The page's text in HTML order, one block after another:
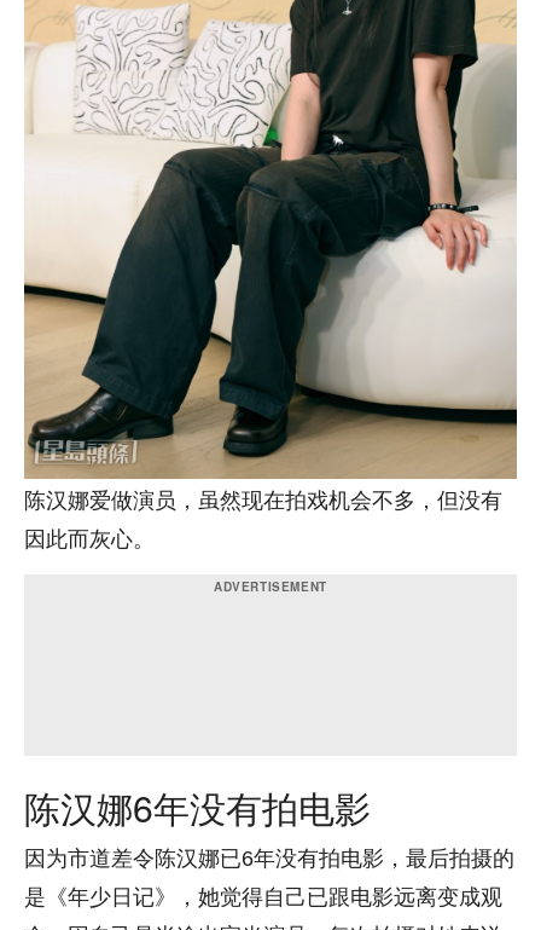
陈汉娜爱做演员，虽然现在拍戏机会不多，但没有
因此而灰心。
陈汉娜6年没有拍电影
因为市道差令陈汉娜已6年没有拍电影，最后拍摄的
是《年少日记》，她觉得自己已跟电影远离变成观